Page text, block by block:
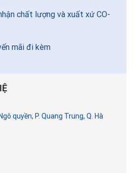
chất lượng và xuất xứ CO-
mãi đi kèm
quyền, P. Quang Trung, Q. Hà